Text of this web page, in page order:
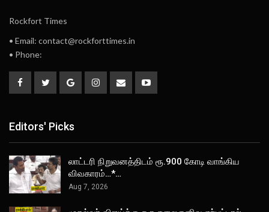
Rockfort Times
• Email: contact@rockforttimes.in
• Phone:
Editors' Picks
லாட்டரி நிறுவனத்திடம் ரூ.900 கோடி வாங்கிய
விவகாரம்…*…
Aug 7, 2026